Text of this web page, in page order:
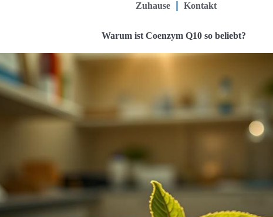
Zuhause Kontakt
Warum ist Coenzym Q10 so beliebt?